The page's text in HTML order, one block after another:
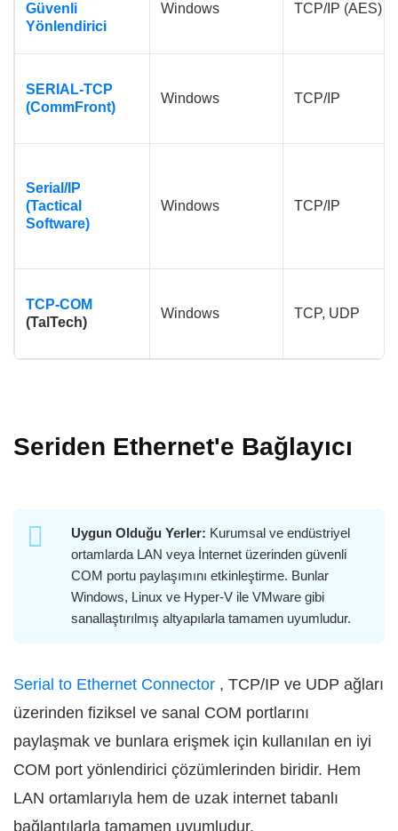
Güvenli
Yönlendirici
Windows TCP/IP (AES)
SERIAL-TCP
(CommFront)
Windows TCP/IP
Serial/IP
(Tactical
Software)
Windows TCP/IP
TCP-COM
(TalTech)
Windows TCP, UDP
Seriden Ethernet'e Bağlayıcı
Uygun Olduğu Yerler: Kurumsal ve endüstriyel
ortamlarda LAN veya İnternet üzerinden güvenli
COM portu paylaşımını etkinleştirme. Bunlar
Windows, Linux ve Hyper-V ile VMware gibi
sanallaştırılmış altyapılarla tamamen uyumludur.
Serial to Ethernet Connector , TCP/IP ve UDP ağları
üzerinden fiziksel ve sanal COM portlarını
paylaşmak ve bunlara erişmek için kullanılan en iyi
COM port yönlendirici çözümlerinden biridir. Hem
LAN ortamlarıyla hem de uzak internet tabanlı
bağlantılarla tamamen uyumludur.